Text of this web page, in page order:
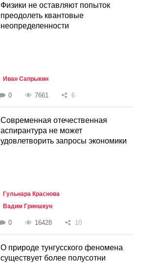
Физики не оставляют попыток
преодолеть квантовые
неопределенности
Иван Сапрыкин
0 7661 6
Современная отечественная
аспирантура не может
удовлетворить запросы экономики
Гульнара Краснова
Вадим Гриншкун
0 16428 10
О природе тунгусского феномена
существует более полусотни